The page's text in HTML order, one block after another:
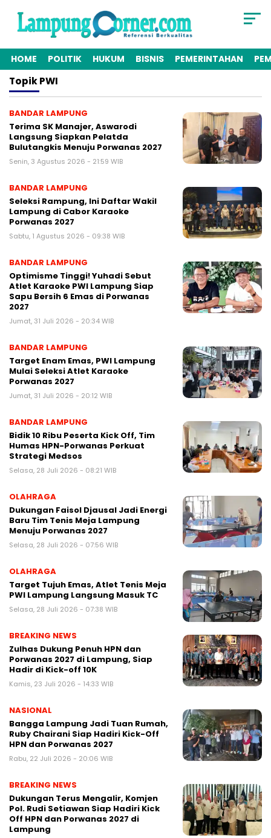
HOME POLITIK HUKUM BISNIS PEMERINTAHAN
TopikPWI
BANDAR LAMPUNG
Terima SK Manajer, Aswarodi
Langsung Siapkan Pelatda
Bulutangkis Menuju Porwanas 2027
Senin, 3 Agustus 2026 - 21:59 WIB
BANDAR LAMPUNG
Seleksi Rampung, Ini Daftar Wakil
Lampung di Cabor Karaoke
Porwanas 2027
Sabtu, 1 Agustus 2026 - 09:38 WIB
BANDAR LAMPUNG
Optimisme Tinggi! Yuhadi Sebut
Atlet Karaoke PWI Lampung Siap
Sapu Bersih 6 Emas di Porwanas
2027
Jumat, 31 Juli 2026 - 20:34 WIB
BANDAR LAMPUNG
Target Enam Emas, PWI Lampung
Mulai Seleksi Atlet Karaoke
Porwanas 2027
Jumat, 31 Juli 2026 - 20:12 WIB
BANDAR LAMPUNG
Bidik 10 Ribu Peserta Kick Off, Tim
Humas HPN-Porwanas Perkuat
Strategi Medsos
Selasa, 28 Juli 2026 - 08:21 WIB
OLAHRAGA
Dukungan Faisol Djausal Jadi Energi
Baru Tim Tenis Meja Lampung
Menuju Porwanas 2027
Selasa, 28 Juli 2026 - 07:56 WIB
OLAHRAGA
Target Tujuh Emas, Atlet Tenis Meja
PWI Lampung Langsung Masuk TC
Selasa, 28 Juli 2026 - 07:38 WIB
BREAKING NEWS
Zulhas Dukung Penuh HPN dan
Porwanas 2027 di Lampung, Siap
Hadir di Kick-off 10K
Kamis, 23 Juli 2026 - 14:33 WIB
NASIONAL
Bangga Lampung Jadi Tuan Rumah,
Ruby Chairani Siap Hadiri Kick-Off
HPN dan Porwanas 2027
Rabu, 22 Juli 2026 - 20:06 WIB
BREAKING NEWS
Dukungan Terus Mengalir, Komjen
Pol. Rudi Setiawan Siap Hadiri Kick
Off HPN dan Porwanas 2027 di
Lampung